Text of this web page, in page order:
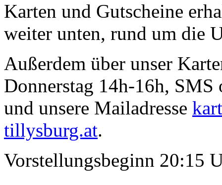
Karten und Gutscheine
weiter unten, rund um die
Außerdem über unser
Donnerstag 14h-16h, SMS
und unsere Mailadresse
tillysburg.at.
Vorstellungsbeginn 20:15